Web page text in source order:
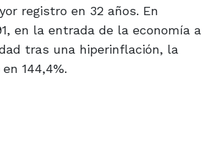
registro en 32 años. En
en la entrada de la economía a
tras una hiperinflación, la
144,4%.